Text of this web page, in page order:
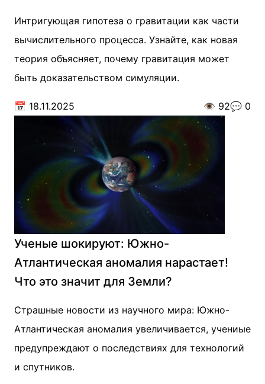
Интригующая гипотеза о гравитации как части
вычислительного процесса. Узнайте, как новая
теория объясняет, почему гравитация может
быть доказательством симуляции.
📅 18.11.2025 👁️ 92💬 0
Ученые шокируют: Южно-
Атлантическая аномалия нарастает!
Что это значит для Земли?
Страшные новости из научного мира: Южно-
Атлантическая аномалия увеличивается, учениые
предупреждают о последствиях для технологий
и спутников.